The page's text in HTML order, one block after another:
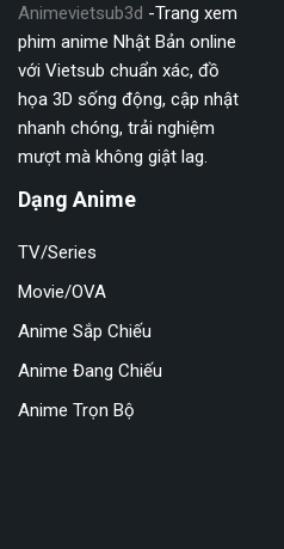
Animevietsub3d -Trang xem
phim anime Nhật Bản online
với Vietsub chuẩn xác, đồ
họa 3D sống động, cập nhật
nhanh chóng, trải nghiệm
mượt mà không giật lag.
Dạng Anime
TV/Series
Movie/OVA
Anime Sắp Chiếu
Anime Đang Chiếu
Anime Trọn Bộ